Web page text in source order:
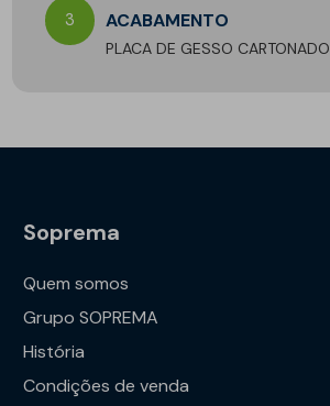
3 ACABAMENTO
PLACA DE GESSO CARTONADO
Soprema
Quem somos
Grupo SOPREMA
História
Condições de venda